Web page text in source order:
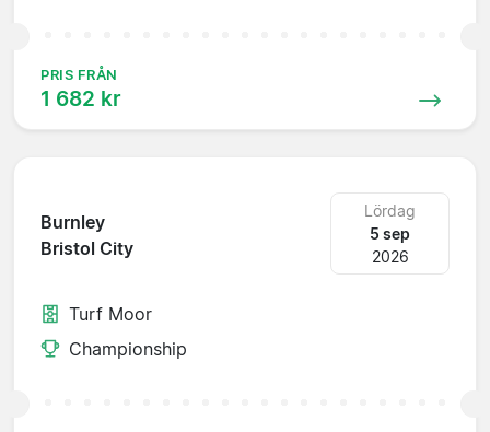
PRIS FRÅN
1 682 kr
Burnley
Bristol City
Lördag
5 sep
2026
Turf Moor
Championship